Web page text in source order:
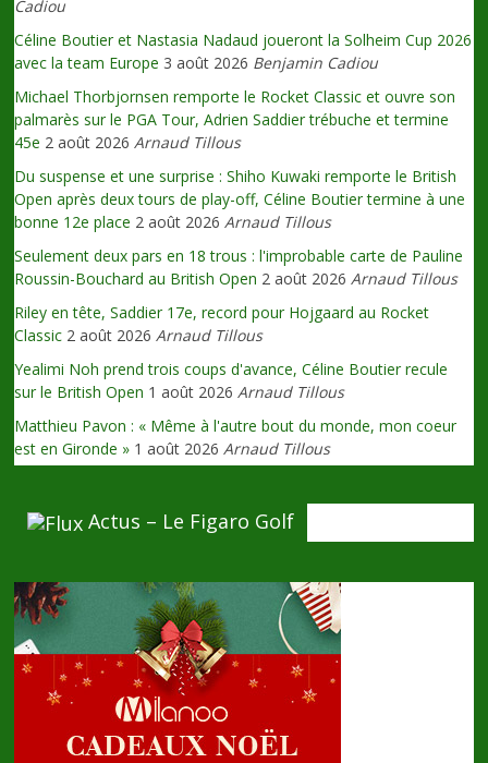
Cadiou
Céline Boutier et Nastasia Nadaud joueront la Solheim Cup 2026
avec la team Europe 3 août 2026 Benjamin Cadiou
Michael Thorbjornsen remporte le Rocket Classic et ouvre son
palmarès sur le PGA Tour, Adrien Saddier trébuche et termine
45e 2 août 2026 Arnaud Tillous
Du suspense et une surprise : Shiho Kuwaki remporte le British
Open après deux tours de play-off, Céline Boutier termine à une
bonne 12e place 2 août 2026 Arnaud Tillous
Seulement deux pars en 18 trous : l'improbable carte de Pauline
Roussin-Bouchard au British Open 2 août 2026 Arnaud Tillous
Riley en tête, Saddier 17e, record pour Hojgaard au Rocket
Classic 2 août 2026 Arnaud Tillous
Yealimi Noh prend trois coups d'avance, Céline Boutier recule
sur le British Open 1 août 2026 Arnaud Tillous
Matthieu Pavon : « Même à l'autre bout du monde, mon coeur
est en Gironde » 1 août 2026 Arnaud Tillous
Actus – Le Figaro Golf